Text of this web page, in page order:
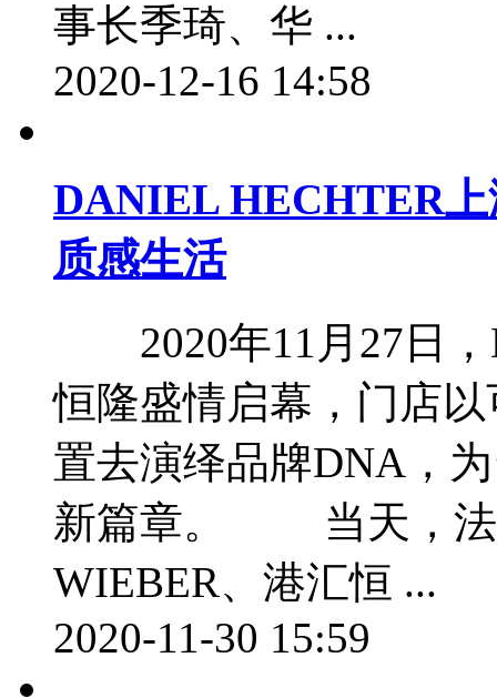
事长季琦、华 ...
2020-12-16 14:58
DANIEL HECHTER
质感生活
2020年11月27日，
恒隆盛情启幕，门店
置去演绎品牌DNA，
新篇章。 当天，法
WIEBER、港汇恒 ...
2020-11-30 15:59